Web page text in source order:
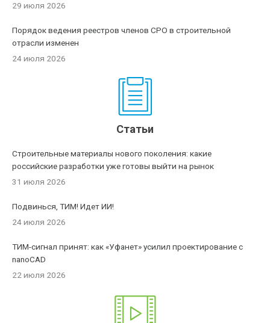
29 июля 2026
Порядок ведения реестров членов СРО в строительной
отрасли изменен
24 июля 2026
Статьи
Строительные материалы нового поколения: какие
российские разработки уже готовы выйти на рынок
31 июля 2026
Подвинься, ТИМ! Идет ИИ!
24 июля 2026
ТИМ-сигнал принят: как «Уфанет» усилил проектирование с
nanoCAD
22 июля 2026